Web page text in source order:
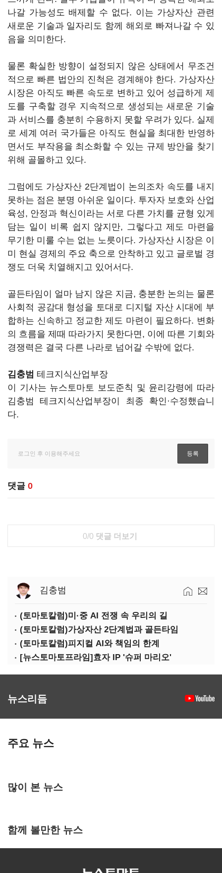
나갈 가능성도 배제할 수 없다. 이는 가상자산 관련
새로운 기술과 일자리도 함께 해외로 빠져나갈 수 있
음을 의미한다.
물론 확실한 방향이 설정되지 않은 상태에서 무조건
적으로 빠른 법안의 진척은 경계해야 한다. 가상자산
시장은 아직도 빠른 속도로 변하고 있어 성급하게 제
도를 구축할 경우 지속적으로 생성되는 새로운 기술
과 서비스를 충분히 수용하지 못할 우려가 있다. 실제
로 세계 여러 국가들은 아직도 현실을 최대한 반영하
면서도 부작용을 최소화할 수 있는 규제 방안을 찾기
위해 골몰하고 있다.
그럼에도 가상자산 2단계법이 논의조차 속도를 내지
못하는 점은 분명 아쉬운 일이다. 투자자 보호와 산업
육성, 안정과 혁신이라는 서로 다른 가치를 균형 있게
담는 일이 비록 쉽지 않지만, 그렇다고 제도 마련을
무기한 미룰 수는 없는 노릇이다. 가상자산 시장은 이
미 현실 경제의 주요 축으로 안착하고 있고 글로벌 경
쟁도 더욱 치열해지고 있어서다.
골든타임이 얼마 남지 않은 지금, 충분한 논의는 물론
사회적 공감대 형성을 토대로 디지털 자산 시대에 부
합하는 신속하고 정교한 제도 마련이 필요하다. 변화
의 흐름을 제때 따라가지 못한다면, 이에 따른 기회와
경쟁력은 결국 다른 나라로 넘어갈 수밖에 없다.
김충범 테크지식산업부장
이 기사는 뉴스토마토 보도준칙 및 윤리강령에 따라
김충범 테크지식산업부장이 최종 확인·수정했습니
다.
댓글 0
0/0 댓글 더보기
김충범
(토마토칼럼)미·중 AI 전쟁 속 우리의 길
(토마토칼럼)가상자산 2단계법과 골든타임
(토마토칼럼)피지컬 AI와 책임의 한계
[뉴스토마토프라임]효자 IP '슈퍼 마리오'
뉴스리듬
주요 뉴스
많이 본 뉴스
함께 볼만한 뉴스